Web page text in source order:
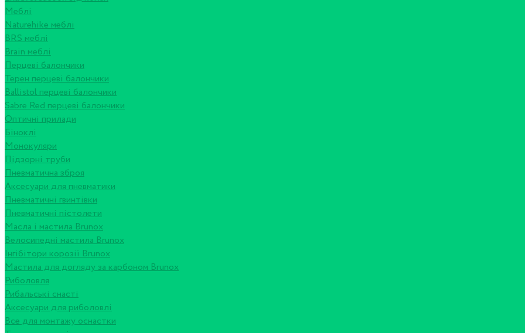
Меблі
Naturehike меблі
BRS меблі
Brain меблі
Перцеві балончики
Терен перцеві балончики
Ballistol перцеві балончики
Sabre Red перцеві балончики
Оптичні прилади
Біноклі
Монокуляри
Підзорні труби
Пневматична зброя
Аксесуари для пневматики
Пневматичні гвинтівки
Пневматичні пістолети
Масла і мастила Brunox
Велосипедні мастила Brunox
Інгібітори корозії Brunox
Мастила для догляду за карбоном Brunox
Риболовля
Рибальські снасті
Аксесуари для риболовлі
Все для монтажу оснастки